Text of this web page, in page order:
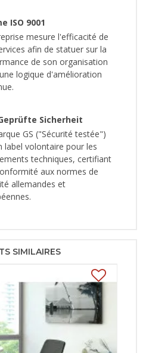
ISO 9001
mesure l'efficacité de
afin de statuer sur la
de son organisation
logique d'amélioration
Sicherheit
GS ("Sécurité testée")
label volontaire pour les
techniques, certifiant
aux normes de
allemandes et
SIMILAIRES